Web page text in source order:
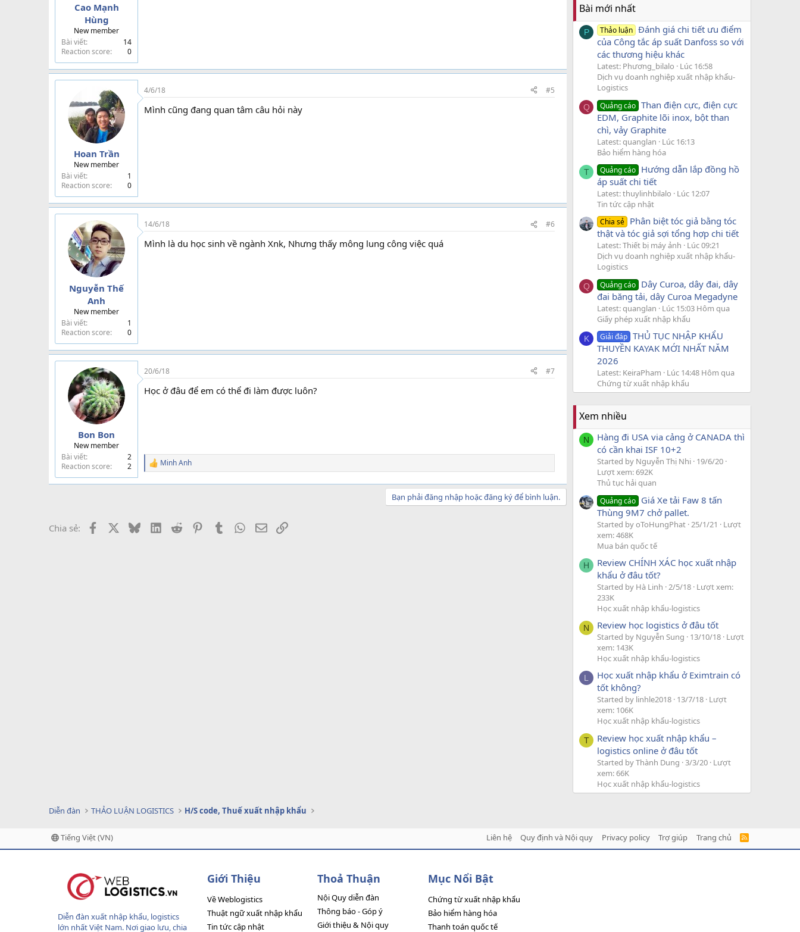
Cao Mạnh
Hùng
New member
Bài viết
14
Reaction score
0
Hoan Trần
New member
Bài viết
1
Reaction score
0
4/6/18 #5
Mình cũng đang quan tâm câu hỏi này
Nguyễn Thế
Anh
New member
Bài viết
1
Reaction score
0
14/6/18 #6
Mình là du học sinh về ngành Xnk, Nhưng thấy mông lung công việc quá
Bon Bon
New member
Bài viết
2
Reaction score
2
20/6/18 #7
Học ở đâu để em có thể đi làm được luôn?
R
a
o
n
Minh Anh
Bạn phải đăng nhập hoặc đăng ký để bình luận.
Chia sẻ: Facebook BlueskyLinkedIn
Reddit PinterestTumblr WhatsApp
EmailLink
Bài mới nhất
P Thảo luận Đánh giá chi tiết ưu điểm
của Công tắc áp suất Danfoss so với
các thương hiệu khác
Latest: Phương_bilalo
Lúc 16:58
Dịch vụ doanh nghiệp xuất nhập khẩu-
Logistics
Q Quảng cáo Than điện cực, điện cực
EDM, Graphite lõi inox, bột than
chì, vảy Graphite
Latest: quanglan
Lúc 16:13
Bảo hiểm hàng hóa
T Quảng cáo Hướng dẫn lắp đồng hồ
áp suất chi tiết
Latest: thuylinhbilalo
Lúc 12:07
Tin tức cập nhật
Chia sẻ Phân biệt tóc giả bằng tóc
thật và tóc giả sợi tổng hợp chi tiết
Latest: Thiết bị máy ảnh
Lúc 09:21
Dịch vụ doanh nghiệp xuất nhập khẩu-
Logistics
Q Quảng cáo Dây Curoa, dây đai, dây
đai băng tải, dây Curoa Megadyne
Latest: quanglan
Lúc 15:03 Hôm qua
Giấy phép xuất nhập khẩu
K Giải đáp THỦ TỤC NHẬP KHẨU
THUYỀN KAYAK MỚI NHẤT NĂM
2026
Latest: KeiraPham
Lúc 14:48 Hôm qua
Chứng từ xuất nhập khẩu
Xem nhiều
N
Hàng đi USA via cảng ở CANADA thì
có cần khai ISF 10+2
Started by Nguyễn Thị Nhi 19/6/20
Lượt xem: 692K
Thủ tục hải quan
Quảng cáo Giá Xe tải Faw 8 tấn
Thùng 9M7 chở pallet.
Started by oToHungPhat 25/1/21
Lượt
xem: 468K
Mua bán quốc tế
H
Review CHÍNH XÁC học xuất nhập
khẩu ở đâu tốt?
Started by Hà Linh 2/5/18 Lượt xem:
233K
Học xuất nhập khẩu-logistics
N Review học logistics ở đâu tốt
Started by Nguyễn Sung 13/10/18 Lượt
xem: 143K
Học xuất nhập khẩu-logistics
L
Học xuất nhập khẩu ở Eximtrain có
tốt không?
Started by linhle2018 13/7/18 Lượt
xem: 106K
Học xuất nhập khẩu-logistics
T
Review học xuất nhập khẩu –
logistics online ở đâu tốt
Started by Thành Dung 3/3/20 Lượt
xem: 66K
Học xuất nhập khẩu-logistics
Diễn đàn THẢO LUẬN LOGISTICS H/S code, Thuế xuất nhập khẩu
Tiếng Việt (VN) Liên hệ Quy định và Nội quy Privacy policy Trợ giúp Trang chủ
R
Diễn đàn xuất nhập khẩu, logistics
lớn nhất Việt Nam. Nơi giao lưu, chia
Giới Thiệu
Về Weblogistics
Thuật ngữ xuất nhập khẩu
Tin tức cập nhật
Thoả Thuận
Nội Quy diễn đàn
Thông báo - Góp ý
Giới thiệu & Nội quy
Mục Nổi Bật
Chứng từ xuất nhập khẩu
Bảo hiểm hàng hóa
Thanh toán quốc tế